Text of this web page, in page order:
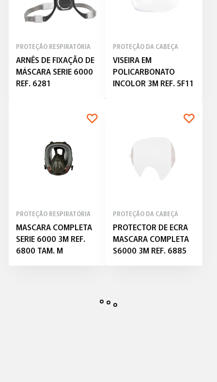
PROTEÇÃO RESPIRATÓRIA
ARNÊS DE FIXAÇÃO DE
MÁSCARA SERIE 6000
REF. 6281
PROTEÇÃO DA CABEÇA
VISEIRA EM
POLICARBONATO
INCOLOR 3M REF. 5F11
PROTEÇÃO RESPIRATÓRIA
MASCARA COMPLETA
SERIE 6000 3M REF.
6800 TAM. M
PROTEÇÃO DA CABEÇA
PROTECTOR DE ECRA
MASCARA COMPLETA
S6000 3M REF. 6885